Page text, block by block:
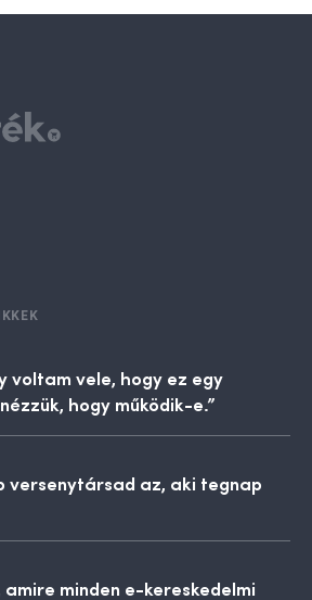
voltam vele, hogy ez egy
hogy működik-e.”
versenytársad az, aki tegnap
minden e-kereskedelmi